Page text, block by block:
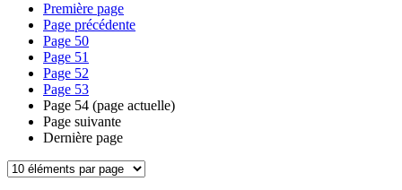
Première page
Page précédente
Page 50
Page 51
Page 52
Page 53
Page 54 (page actuelle)
Page suivante
Dernière page